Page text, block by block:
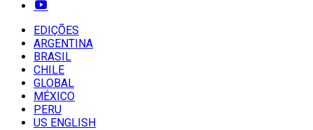
EDIÇÕES
ARGENTINA
BRASIL
CHILE
GLOBAL
MÉXICO
PERU
US ENGLISH